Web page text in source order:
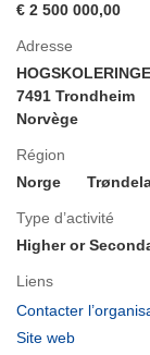
Adresse
7491 Trondheim
Norvège
Région
Norge
Type d’activité
Higher or
Liens
Contacter
Site web
€ 2 500 000,00